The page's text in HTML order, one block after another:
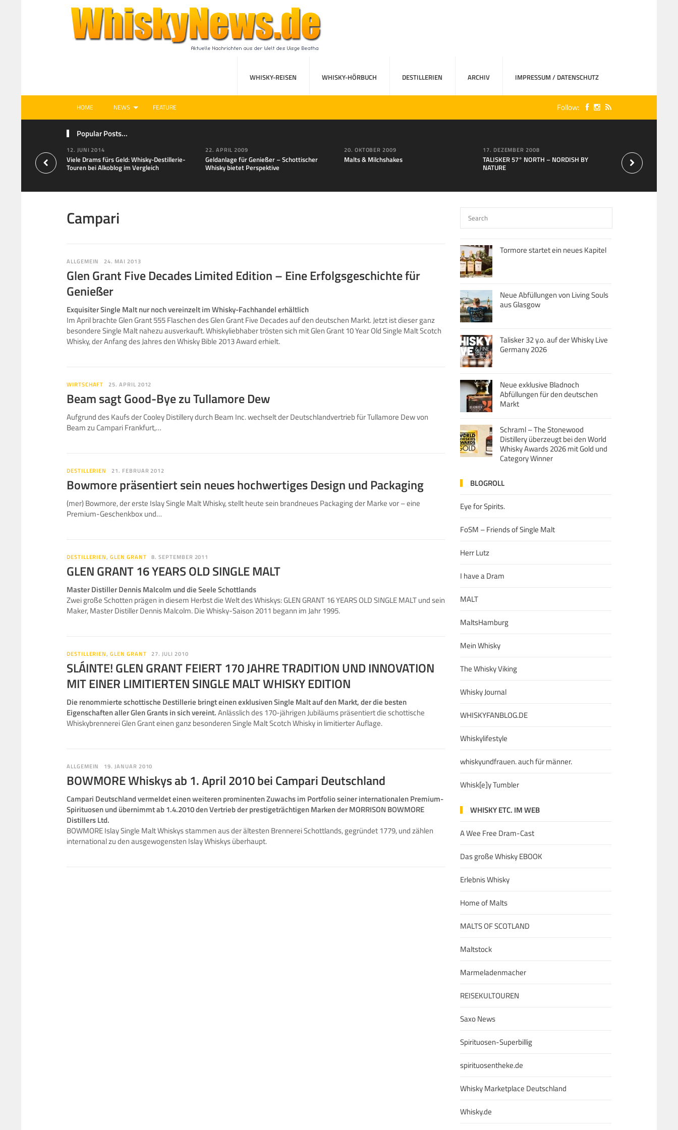
WHISKY-REISEN WHISKY-HÖRBUCH DESTILLERIEN ARCHIV IMPRESSUM / DATENSCHUTZ
HOME NEWS FEATURE Follow:
Popular Posts...
12. JUNI 2014
Viele Drams fürs Geld: Whisky-Destillerie-
Touren bei Alkoblog im Vergleich
22. APRIL 2009
Geldanlage für Genießer – Schottischer
Whisky bietet Perspektive
20. OKTOBER 2009
Malts & Milchshakes
17. DEZEMBER 2008
TALISKER 57° NORTH – NORDISH BY
NATURE
Neu bei MaxXium:
Campari
ALLGEMEIN 24. MAI 2013
Glen Grant Five Decades Limited Edition – Eine Erfolgsgeschichte für
Genießer
Exquisiter Single Malt nur noch vereinzelt im Whisky-Fachhandel erhältlich
Im April brachte Glen Grant 555 Flaschen des Glen Grant Five Decades auf den deutschen Markt. Jetzt ist dieser ganz
besondere Single Malt nahezu ausverkauft. Whiskyliebhaber trösten sich mit Glen Grant 10 Year Old Single Malt Scotch
Whisky, der Anfang des Jahres den Whisky Bible 2013 Award erhielt.
WIRTSCHAFT 25. APRIL 2012
Beam sagt Good-Bye zu Tullamore Dew
Aufgrund des Kaufs der Cooley Distillery durch Beam Inc. wechselt der Deutschlandvertrieb für Tullamore Dew von
Beam zu Campari Frankfurt,…
DESTILLERIEN 21. FEBRUAR 2012
Bowmore präsentiert sein neues hochwertiges Design und Packaging
(mer) Bowmore, der erste Islay Single Malt Whisky, stellt heute sein brandneues Packaging der Marke vor – eine
Premium-Geschenkbox und…
DESTILLERIEN,GLEN GRANT 8. SEPTEMBER 2011
GLEN GRANT 16 YEARS OLD SINGLE MALT
Master Distiller Dennis Malcolm und die Seele Schottlands
Zwei große Schotten prägen in diesem Herbst die Welt des Whiskys: GLEN GRANT 16 YEARS OLD SINGLE MALT und sein
Maker, Master Distiller Dennis Malcolm. Die Whisky-Saison 2011 begann im Jahr 1995.
DESTILLERIEN,GLEN GRANT 27. JULI 2010
SLÁINTE! GLEN GRANT FEIERT 170 JAHRE TRADITION UND INNOVATION
MIT EINER LIMITIERTEN SINGLE MALT WHISKY EDITION
Die renommierte schottische Destillerie bringt einen exklusiven Single Malt auf den Markt, der die besten
Eigenschaften aller Glen Grants in sich vereint.Anlässlich des 170-jährigen Jubiläums präsentiert die schottische
Whiskybrennerei Glen Grant einen ganz besonderen Single Malt Scotch Whisky in limitierter Auflage.
ALLGEMEIN 19. JANUAR 2010
BOWMORE Whiskys ab 1. April 2010 bei Campari Deutschland
Campari Deutschland vermeldet einen weiteren prominenten Zuwachs im Portfolio seiner internationalen Premium-
Spirituosen und übernimmt ab 1.4.2010 den Vertrieb der prestigeträchtigen Marken der MORRISON BOWMORE
Distillers Ltd.
BOWMORE Islay Single Malt Whiskys stammen aus der ältesten Brennerei Schottlands, gegründet 1779, und zählen
international zu den ausgewogensten Islay Whiskys überhaupt.
Tormore startet ein neues Kapitel
Neue Abfüllungen von Living Souls
aus Glasgow
Talisker 32 y.o. auf der Whisky Live
Germany 2026
Neue exklusive Bladnoch
Abfüllungen für den deutschen
Markt
Schraml – The Stonewood
Distillery überzeugt bei den World
Whisky Awards 2026 mit Gold und
Category Winner
BLOGROLL
Eye for Spirits.
FoSM – Friends of Single Malt
Herr Lutz
I have a Dram
MALT
MaltsHamburg
Mein Whisky
The Whisky Viking
Whisky Journal
WHISKYFANBLOG.DE
Whiskylifestyle
whiskyundfrauen. auch für männer.
Whisk[e]y Tumbler
WHISKY ETC. IM WEB
A Wee Free Dram-Cast
Das große Whisky EBOOK
Erlebnis Whisky
Home of Malts
MALTS OF SCOTLAND
Maltstock
Marmeladenmacher
REISEKULTOUREN
Saxo News
Spirituosen-Superbillig
spirituosentheke.de
Whisky Marketplace Deutschland
Whisky.de